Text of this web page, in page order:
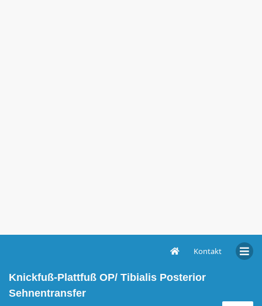
Kontakt
Knickfuß-Plattfuß OP/ Tibialis Posterior
Sehnentransfer